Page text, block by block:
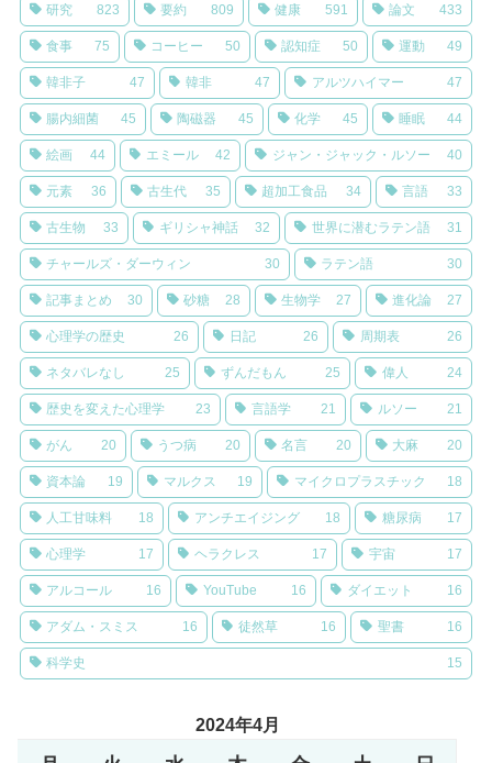
研究 823 要約 809 健康 591 論文 433
食事 75 コーヒー 50 認知症 50 運動 49
韓非子 47 韓非 47 アルツハイマー 47
腸内細菌 45 陶磁器 45 化学 45 睡眠 44
絵画 44 エミール 42 ジャン・ジャック・ルソー 40
元素 36 古生代 35 超加工食品 34 言語 33
古生物 33 ギリシャ神話 32 世界に潜むラテン語 31
チャールズ・ダーウィン 30 ラテン語 30
記事まとめ 30 砂糖 28 生物学 27 進化論 27
心理学の歴史 26 日記 26 周期表 26
ネタバレなし 25 ずんだもん 25 偉人 24
歴史を変えた心理学 23 言語学 21 ルソー 21
がん 20 うつ病 20 名言 20 大麻 20
資本論 19 マルクス 19 マイクロプラスチック 18
人工甘味料 18 アンチエイジング 18 糖尿病 17
心理学 17 ヘラクレス 17 宇宙 17
アルコール 16 YouTube 16 ダイエット 16
アダム・スミス 16 徒然草 16 聖書 16
科学史 15
2024年4月